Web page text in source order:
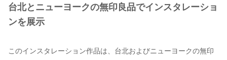
台北とニューヨークの無印良品でインスタレーショ
ンを展示
このインスタレーション作品は、台北およびニューヨークの無印